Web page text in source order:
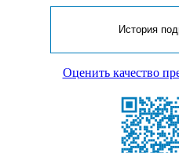
История
Оценить качество